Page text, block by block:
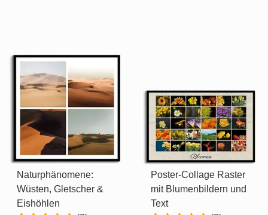
Naturphänomene:
Wüsten, Gletscher &
Eishöhlen
Poster-Collage Raster
mit Blumenbildern und
Text